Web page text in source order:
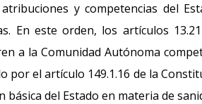
y competencias del
En este orden, los artículos
a la Comunidad Autónoma
por el artículo 149.1.16 de la
básica del Estado en materia de